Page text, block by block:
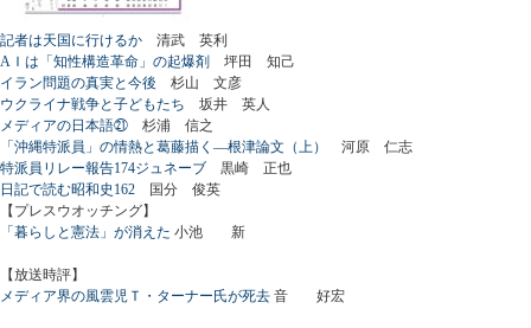
記者は天国に行けるか 清武 英利
AＩは「知性構造革命」の起爆剤 坪田 知己
イラン問題の真実と今後 杉山 文彦
ウクライナ戦争と子どもたち 坂井 英人
メディアの日本語㉑ 杉浦 信之
「沖縄特派員」の情熱と葛藤描く―根津論文（上）
河原 仁志
特派員リレー報告174ジュネーブ 黒崎 正也
日記で読む昭和史162 国分 俊英
【プレスウオッチング】
「暮らしと憲法」が消えた 小池 新
【放送時評】
メディア界の風雲児Ｔ・ターナー氏が死去 音 好宏